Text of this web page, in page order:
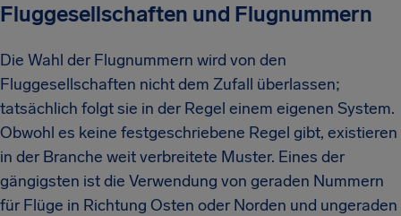
Fluggesellschaften und Flugnummern
Die Wahl der Flugnummern wird von den
Fluggesellschaften nicht dem Zufall überlassen;
tatsächlich folgt sie in der Regel einem eigenen System.
Obwohl es keine festgeschriebene Regel gibt, existieren
in der Branche weit verbreitete Muster. Eines der
gängigsten ist die Verwendung von geraden Nummern
für Flüge in Richtung Osten oder Norden und ungeraden